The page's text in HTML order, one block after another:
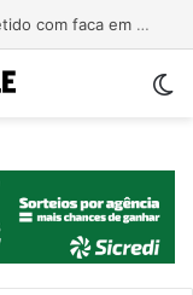
Suspeito de violação de domicílio é detido com faca em prédio de Estrela